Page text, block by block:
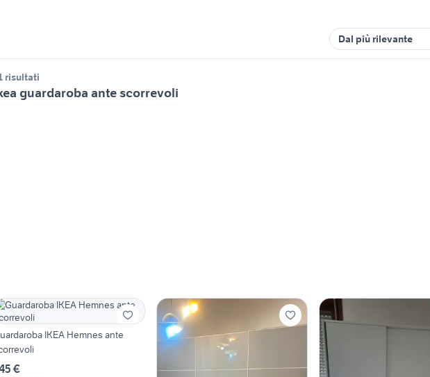
Dal più rilevante
risultati
guardaroba ante scorrevoli
IKEA Hemnes ante
€